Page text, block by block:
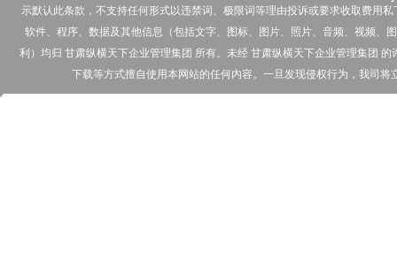
示默认此条款，不支持任何形式以违禁词、极限词等理由投诉或要求收取费用
软件、程序、数据及其他信息（包括文字、图标、图片、照片、音频、视频、
利）均归 甘肃纵横天下企业管理集团 所有。未经 甘肃纵横天下企业管理集团
下载等方式擅自使用本网站的任何内容。一旦发现侵权行为，我司